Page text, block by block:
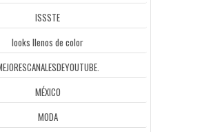
ISSSTE
looks llenos de color
MÉXICO
MODA